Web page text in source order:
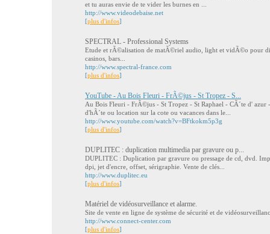
et tu auras envie de te vider les burnes en ...
http://www.videodebaise.net
[plus d'infos]
SPECTRAL - Professional Systems
Etude et rÃ©alisation de matÃ©riel audio, light et vidÃ©o pour
casinos, bars...
http://www.spectral-france.com
[plus d'infos]
YouTube - Au Bois Fleuri - FrÃ©jus - St Tropez - S...
Au Bois Fleuri - FrÃ©jus - St Tropez - St Raphael - CÃ´te d' azur
d'hÃ´te ou location sur la cote ou vacances dans le...
http://www.youtube.com/watch?v=BFtkokm5p3g
[plus d'infos]
DUPLITEC : duplication multimedia par gravure ou p...
DUPLITEC : Duplication par gravure ou pressage de cd, dvd.
dpi, jet d'encre, offset, sérigraphie. Vente de clés...
http://www.duplitec.eu
[plus d'infos]
Matériel de vidéosurveillance et alarme.
Site de vente en ligne de système de sécurité et de
http://www.connect-center.com
[plus d'infos]